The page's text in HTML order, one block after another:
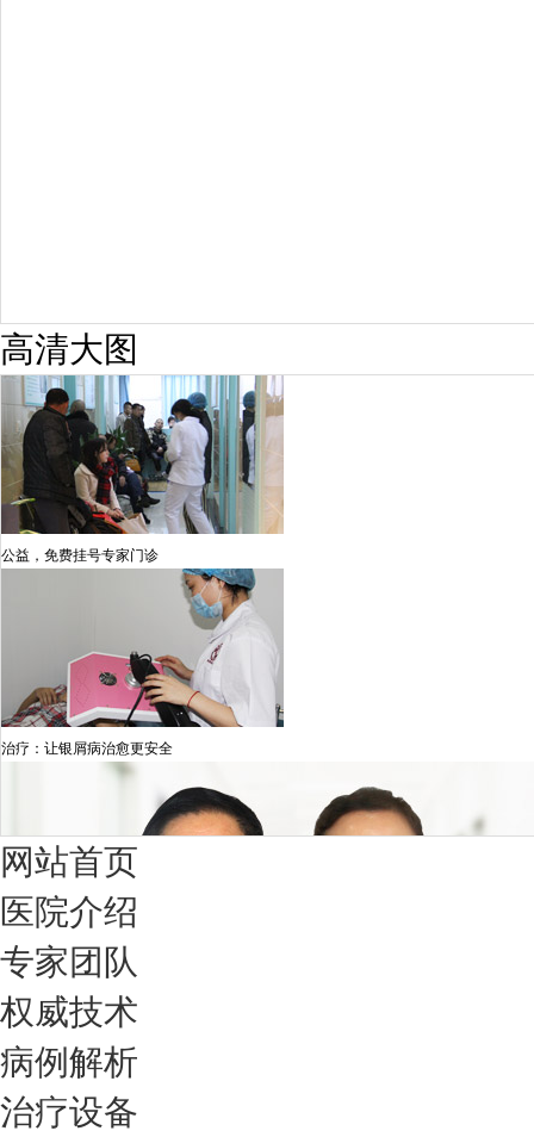
高清大图
公益，免费挂号专家门诊
治疗：让银屑病治愈更安全
我们只治银屑病，我们在成都坐诊
网站首页
医院介绍
专家团队
权威技术
病例解析
治疗设备